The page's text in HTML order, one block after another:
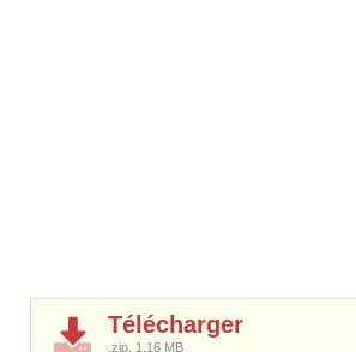
Télécharger
.zip, 1,16 MB